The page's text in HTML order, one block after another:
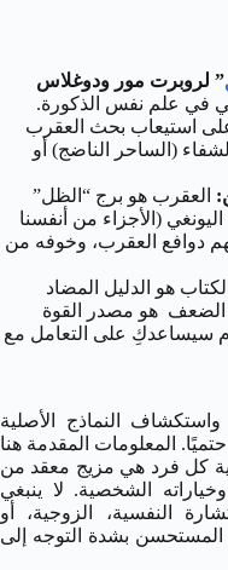
” لروبرت مور ودوغلاس
في علم نفس الذكورة.
استيعاب بحث العقرب
(الساحر الناضج) أو
العقرب هو برج “الظل”
(الأجزاء من أنفسنا
دوافع العقرب، وخوفه من
هو الدليل المضاد
هو مصدر القوة
سيساعدكِ على التعامل مع
النماذج الأصلية
المعلومات المقدمة هنا
كل فرد هي مزيج معقد من
وخياراته الشخصية. لا ينبغي
النفسية، الزوجية، أو
المستحسن بشدة التوجه إلى